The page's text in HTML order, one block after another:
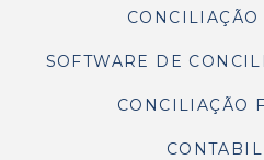
SOFTWARE DE
CONCILIAÇÃO